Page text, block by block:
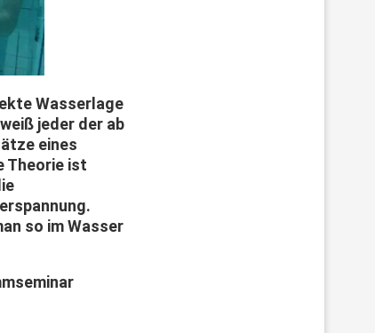
Wasserlage
jeder der ab
eines
Theorie ist
so im Wasser